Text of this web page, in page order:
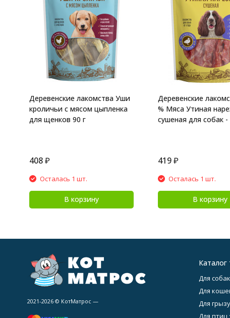
Деревенские лакомства Уши
кроличьи с мясом цыпленка
для щенков 90 г
408 ₽
Осталась 1 шт.
В корзину
Деревенские
% Мяса Утиная
сушеная для собак -
419₽
Осталась 1 шт.
В корзину
2021-2026 © КотМатрос —
Каталог
Для
Для
Для
Для птиц